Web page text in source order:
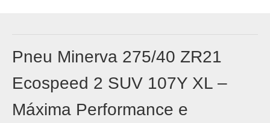
Pneu Minerva 275/40 ZR21
Ecospeed 2 SUV 107Y XL –
Máxima Performance e